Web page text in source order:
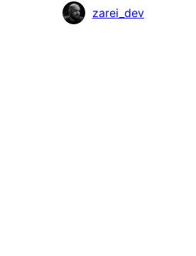
অৱদানকাৰীসকলzarei_dev